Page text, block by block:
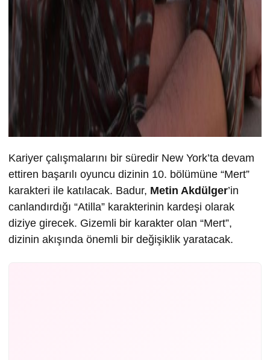
Kariyer çalışmalarını bir süredir New York’ta devam
ettiren başarılı oyuncu dizinin 10. bölümüne “Mert”
karakteri ile katılacak. Badur, Metin Akdülger’in
canlandırdığı “Atilla” karakterinin kardeşi olarak
diziye girecek. Gizemli bir karakter olan “Mert”,
dizinin akışında önemli bir değişiklik yaratacak.